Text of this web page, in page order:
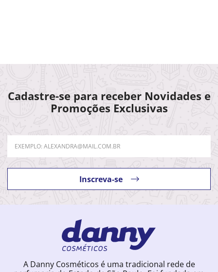
Cadastre-se para receber Novidades e
Promoções Exclusivas
Inscreva-se
A Danny Cosméticos é uma tradicional rede de